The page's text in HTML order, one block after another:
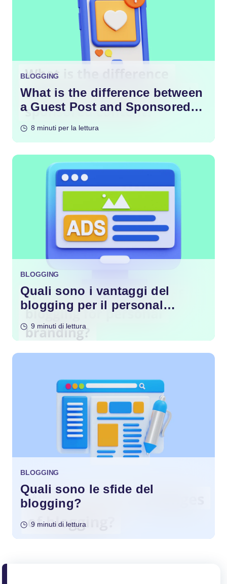
BLOGGING
What is the difference between
a Guest Post and Sponsored
8 minuti per la lettura
BLOGGING
Quali sono i vantaggi del
blogging per il personal
9 minuti di lettura
BLOGGING
Quali sono le sfide del
blogging?
9 minuti di lettura